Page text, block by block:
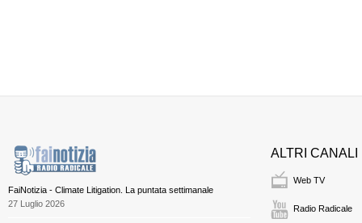
FaiNotizia - Climate Litigation. La puntata settimanale
27 Luglio 2026
ALTRI CANALI
Web TV
Radio Radicale